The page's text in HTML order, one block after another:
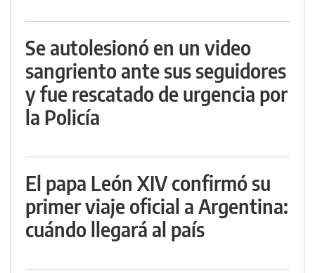
Se autolesionó en un video
sangriento ante sus seguidores
y fue rescatado de urgencia por
la Policía
El papa León XIV confirmó su
primer viaje oficial a Argentina:
cuándo llegará al país